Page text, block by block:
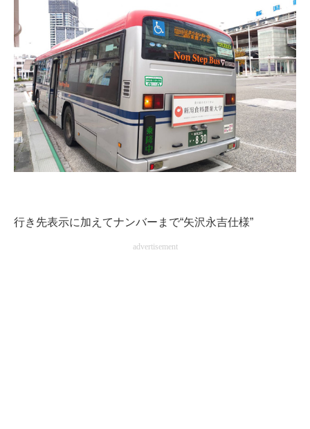
行き先表示に加えてナンバーまで“矢沢永吉仕様”
advertisement